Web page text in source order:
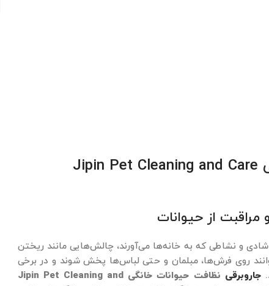
جاروبرقی نظافت حیوانات خانگی Jipin Pet Cleaning and Care
مراقبت از حیوانات
شادی و نشاطی که به خانه‌ها می‌آورند، چالش‌هایی مانند ریختن
روی فرش‌ها، مبلمان و حتی لباس‌ها پخش شوند و در برخی
جاروبرقی
نظافت حیوانات خانگی Jipin Pet Cleaning and